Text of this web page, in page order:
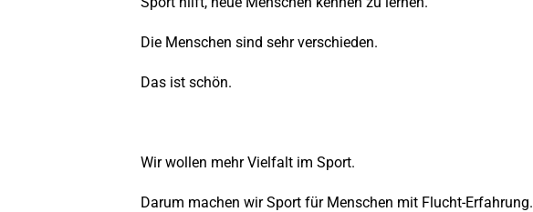
Die Menschen sind sehr verschieden.
Das ist schön.
Wir wollen mehr Vielfalt im Sport.
Darum machen wir Sport für Menschen mit Flucht-Erfahrung.